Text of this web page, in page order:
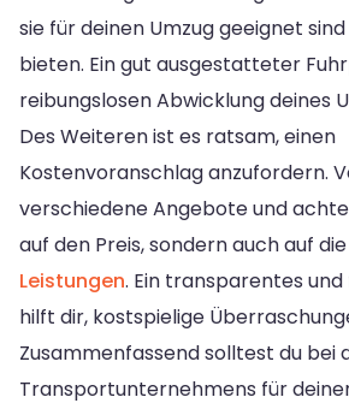
sie für deinen Umzug geeignet
bieten. Ein gut ausgestatteter
reibungslosen Abwicklung deines
Des Weiteren ist es ratsam, einen
Kostenvoranschlag anzufordern.
verschiedene Angebote und
auf den Preis, sondern auch auf
Leistungen. Ein transparentes
hilft dir, kostspielige
Zusammenfassend solltest du bei
Transportunternehmens für